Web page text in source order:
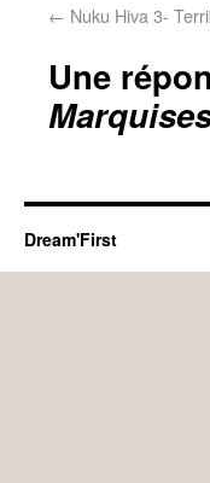
← Nuku Hiva 3-
Une
Dream'First